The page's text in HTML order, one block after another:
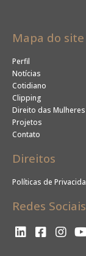
Mapa do site
Perfil
Notícias
Cotidiano
Clipping
Direito das Mulheres
Projetos
Contato
Direitos
Políticas de
Redes Sociais